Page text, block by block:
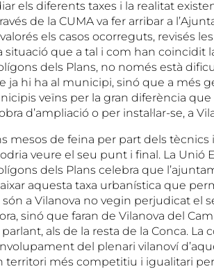
els diferents taxes i la realitat
de la CUMA va fer arribar a
els casos ocorreguts, revisés
situació que a tal i com han coincidit
dels Plans, no només està
ja hi ha al municipi, sinó que a més
veïns per la gran diferència
d’ampliació o per instal·lar-se, a
mesos de feina per part dels
veure el seu punt i final. La Unió
dels Plans celebra que
aquesta taxa urbanística que
a Vilanova no vegin perjudicat el
sinó que faran de Vilanova del
als de la resta de la Conca. La
del plenari vilanoví
territori més competitiu i igualitari